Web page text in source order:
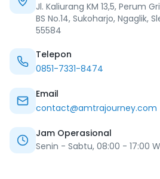
Jl. Kaliurang KM 13,5, Perum
BS No.14, Sukoharjo, Ngaglik,
55584
Telepon
0851-7331-8474
Email
contact@amtrajourney.com
Jam Operasional
Senin - Sabtu, 08:00 - 17:00